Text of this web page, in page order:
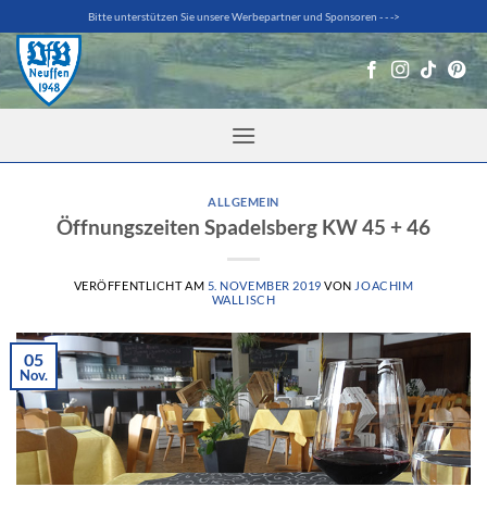
Inhalt
springen
Bitte unterstützen Sie unsere Werbepartner und Sponsoren - - ->
ALLGEMEIN
Öffnungszeiten Spadelsberg KW 45 + 46
VERÖFFENTLICHT AM 5. NOVEMBER 2019 VON JOACHIM
WALLISCH
05
Nov.